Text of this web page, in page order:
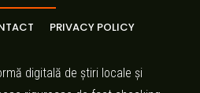
PRIVACY POLICY
digitală de știri locale și